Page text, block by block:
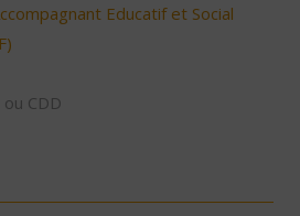
Educatif et Social
CDD